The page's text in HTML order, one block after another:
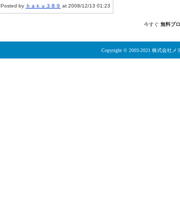
Posted by ｈａｋｕ３８９ at 2008/12/13 01:23
今すぐ 無料ブ
Copyright © 2003-2021 株式会社メ